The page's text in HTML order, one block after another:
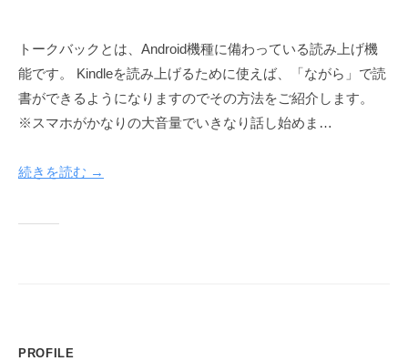
トークバックとは、Android機種に備わっている読み上げ機
能です。 Kindleを読み上げるために使えば、「ながら」で読
書ができるようになりますのでその方法をご紹介します。
※スマホがかなりの大音量でいきなり話し始めま…
続きを読む →
PROFILE